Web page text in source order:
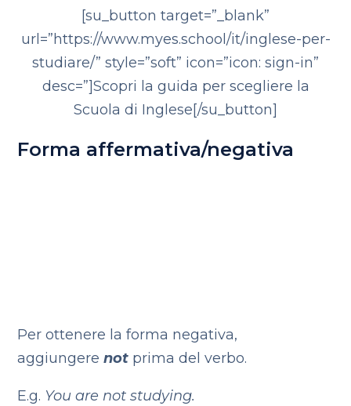
[su_button target=”_blank”
url=”https://www.myes.school/it/inglese-per-
studiare/” style=”soft” icon=”icon: sign-in”
desc=”]Scopri la guida per scegliere la
Scuola di Inglese[/su_button]
Forma affermativa/negativa
Per ottenere la forma negativa,
aggiungerenot prima del verbo.
E.g. You are not studying.